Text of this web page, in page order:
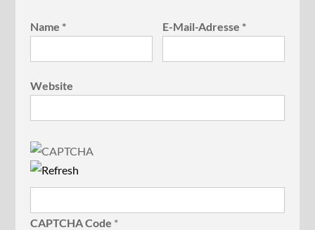
Name * E-Mail-Adresse *
Website
CAPTCHA Code *